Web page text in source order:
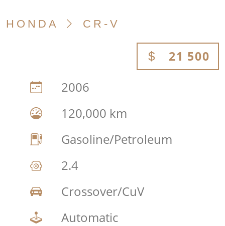
HONDA CR-V
21 500
2006
120,000 km
Gasoline/Petroleum
2.4
Crossover/CuV
Automatic